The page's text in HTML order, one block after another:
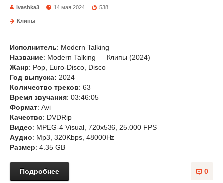
ivashka3 14 мая 2024 538
Клипы
Исполнитель: Modern Talking
Название: Modern Talking — Клипы (2024)
Жанр: Pop, Euro-Disco, Disco
Год выпуска: 2024
Количество треков: 63
Время звучания: 03:46:05
Формат: Avi
Качество: DVDRip
Видео: MPEG-4 Visual, 720x536, 25.000 FPS
Аудио: Mp3, 320Kbps, 48000Hz
Размер: 4.35 GB
0
Подробнее